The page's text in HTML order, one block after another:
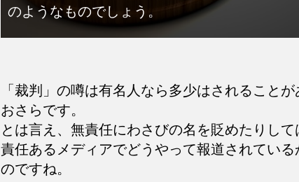
のようなものでしょう。
「裁判」の噂は有名人なら多少はされること
おさらです。
とは言え、無責任にわさびの名を貶めたりして
責任あるメディアでどうやって報道されてい
のですね。